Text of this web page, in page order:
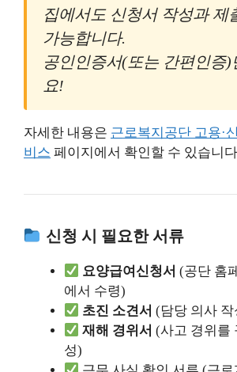
집에서도 신청서 작성과 제
가능합니다.
공인인증서(또는 간편인증)
요!
자세한 내용은 근로복지공단 고용·
비스 페이지에서 확인할 수 있습니
신청 시 필요한 서류
요양급여신청서 (공단 홈
에서 수령)
초진 소견서 (담당 의사 작
재해 경위서 (사고 경위를
성)